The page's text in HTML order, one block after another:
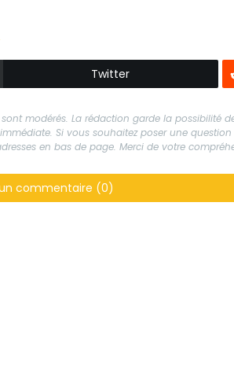
Twitter
modérés. La rédaction garde la possibilité
Si vous souhaitez poser une
en bas de page. Merci de votre
commentaire (0)